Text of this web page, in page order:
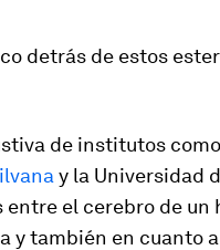
detrás de estos
de institutos como
y la Universidad
el cerebro de un
y también en cuanto a